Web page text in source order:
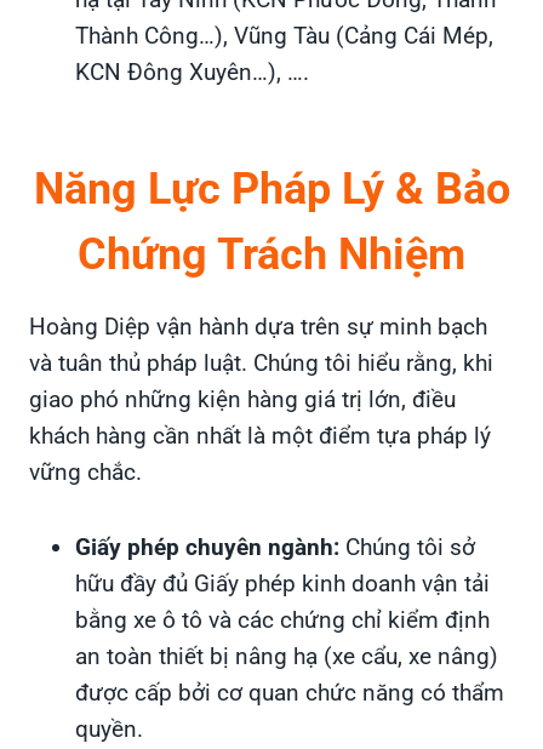
Thành Công…), Vũng Tàu (Cảng Cái Mép,
KCN Đông Xuyên…), ….
Năng Lực Pháp Lý & Bảo
Chứng Trách Nhiệm
Hoàng Diệp vận hành dựa trên sự minh bạch
và tuân thủ pháp luật. Chúng tôi hiểu rằng, khi
giao phó những kiện hàng giá trị lớn, điều
khách hàng cần nhất là một điểm tựa pháp lý
vững chắc.
Giấy phép chuyên ngành: Chúng tôi sở
hữu đầy đủ Giấy phép kinh doanh vận tải
bằng xe ô tô và các chứng chỉ kiểm định
an toàn thiết bị nâng hạ (xe cẩu, xe nâng)
được cấp bởi cơ quan chức năng có thẩm
quyền.